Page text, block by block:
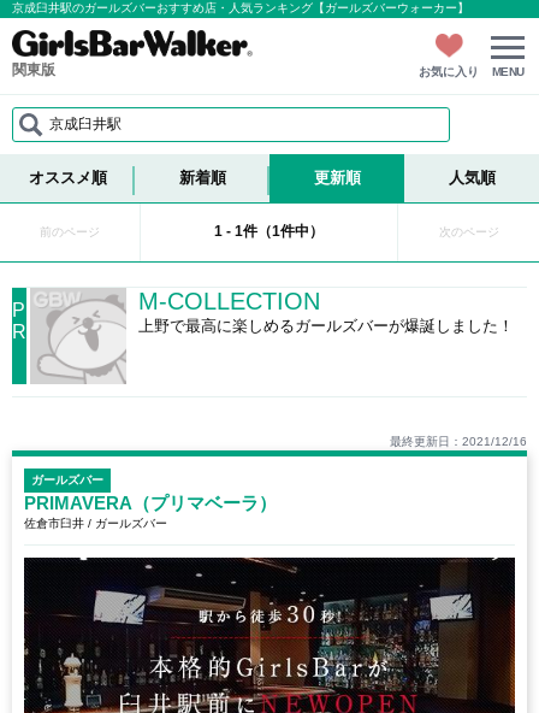
京成臼井駅のガールズバーおすすめ店・人気ランキング【ガールズバーウォーカー】
関東版 お気に入り MENU
京成臼井駅
オススメ順 新着順 更新順 人気順
前のページ 1 - 1件（1件中） 次のページ
P
R
M-COLLECTION
上野で最高に楽しめるガールズバーが爆誕しました！
最終更新日：2021/12/16
ガールズバー
PRIMAVERA（プリマベーラ）
佐倉市臼井 / ガールズバー